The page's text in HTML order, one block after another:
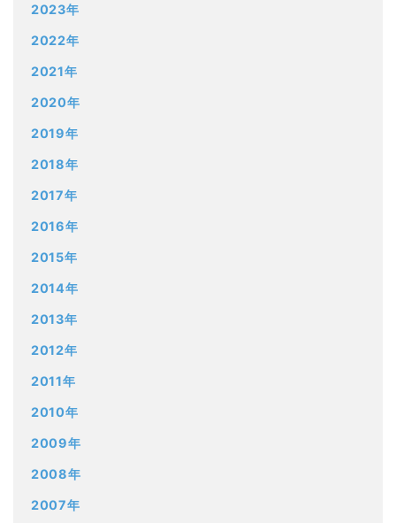
2023年
2022年
2021年
2020年
2019年
2018年
2017年
2016年
2015年
2014年
2013年
2012年
2011年
2010年
2009年
2008年
2007年